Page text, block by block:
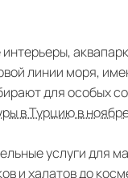
линии моря,
для особых
в Турцию в
услуги для
и халатов до